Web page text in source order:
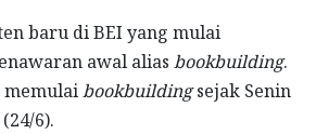
baru di BEI yang mulai
awal alias bookbuilding.
memulaibookbuildingsejak Senin
6).